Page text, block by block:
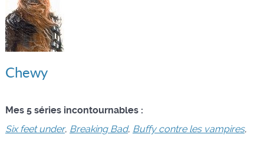
Chewy
Mes 5 séries incontournables :
Six feet under, Breaking Bad, Buffy contre les vampires,